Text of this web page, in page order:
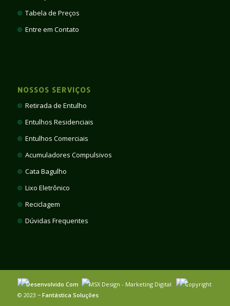
Tabela de Preços
Entre em Contato
NOSSOS SERVIÇOS
Retirada de Entulho
Entulhos Residenciais
Entulhos Comerciais
Acumuladores Compulsivos
Cata Bagulho
Lixo Eletrônico
Reciclagem
Dúvidas Frequentes
Desenvolvido Com MSX Design - Marketing Digital
Copyright
© 2023 ~ Fantástica Soluções